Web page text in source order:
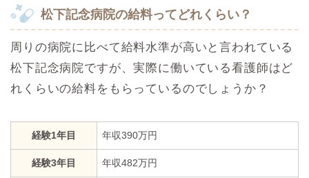
松下記念病院の給料ってどれくらい？
周りの病院に比べて給料水準が高いと言われている
松下記念病院ですが、実際に働いている看護師はど
れくらいの給料をもらっているのでしょうか？
経験1年目 年収390万円
経験3年目 年収482万円